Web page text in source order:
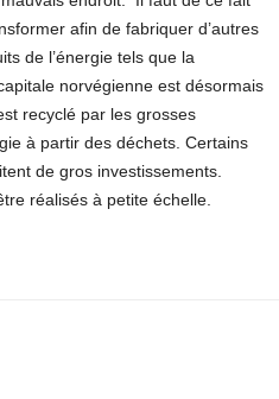
afin de fabriquer d’autres
de l’énergie tels que la
norvégienne est désormais
recyclé par les grosses
à partir des déchets. Certains
de gros investissements.
réalisés à petite échelle.